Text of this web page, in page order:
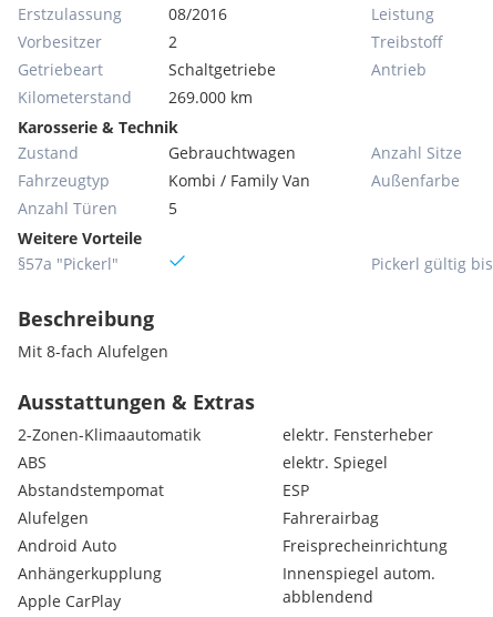
Erstzulassung
08/2016
Vorbesitzer
2
Getriebeart
Schaltgetriebe
Kilometerstand
269.000 km
Leistung
Treibstoff
Antrieb
Karosserie & Technik
Zustand
Gebrauchtwagen
Fahrzeugtyp
Kombi / Family Van
Anzahl Türen
5
Anzahl Sitze
Außenfarbe
Weitere Vorteile
§57a "Pickerl"
Pickerl gültig bis
Beschreibung
Mit 8-fach Alufelgen
Ausstattungen & Extras
2-Zonen-Klimaautomatik
ABS
Abstandstempomat
Alufelgen
Android Auto
Anhängerkupplung
Apple CarPlay
elektr. Fensterheber
elektr. Spiegel
ESP
Fahrerairbag
Freisprecheinrichtung
Innenspiegel autom.
abblendend